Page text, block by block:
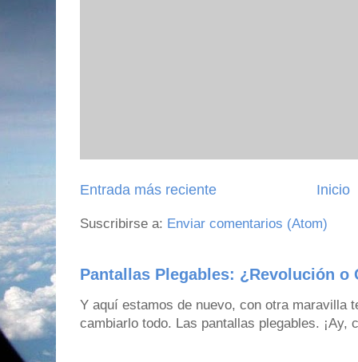
Entrada más reciente Inicio
Suscribirse a: Enviar comentarios (Atom)
Pantallas Plegables: ¿Revolución o
Y aquí estamos de nuevo, con otra maravilla
cambiarlo todo. Las pantallas plegables. ¡Ay,